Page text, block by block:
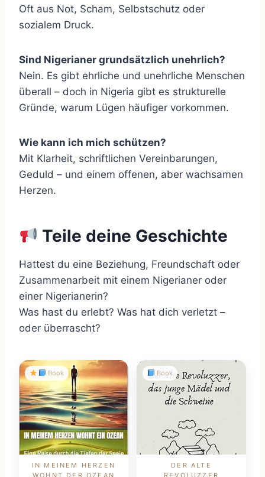
Oft aus Not, Scham, Selbstschutz oder
sozialem Druck.
Sind Nigerianer grundsätzlich unehrlich?
Nein. Es gibt ehrliche und unehrliche Menschen
überall – doch in Nigeria gibt es strukturelle
Gründe, warum Lügen häufiger vorkommen.
Wie kann ich mich schützen?
Mit Klarheit, schriftlichen Vereinbarungen,
Geduld – und einem offenen, aber wachsamen
Herzen.
Teile deine Geschichte
Hattest du eine Beziehung, Freundschaft oder
Zusammenarbeit mit einem Nigerianer oder
einer Nigerianerin?
Was hast du erlebt? Was hat dich verletzt –
oder überrascht?
Book
IN MEINEM HERZEN
Book
DER ALTE